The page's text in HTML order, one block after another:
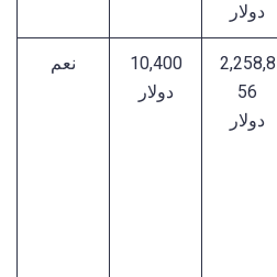
دولار
2,258,8
56
دولار
10,400
دولار
نعم